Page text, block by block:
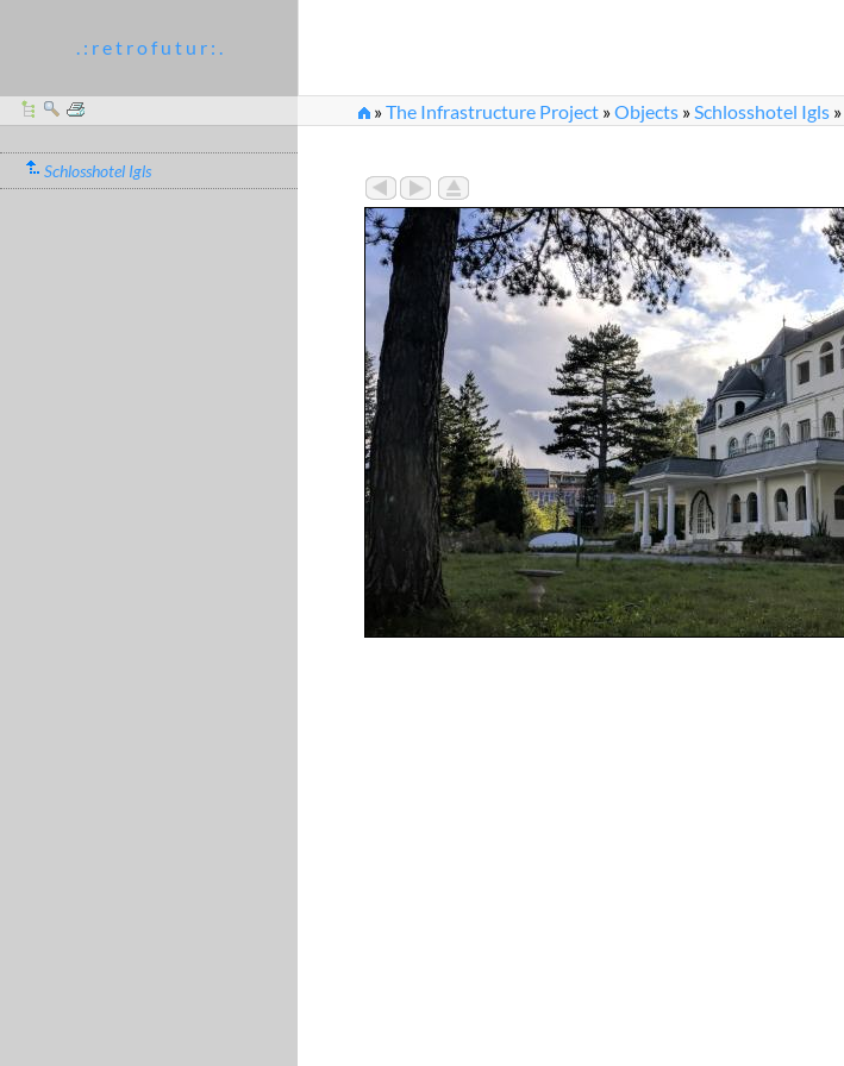
. : r e t r o f u t u r : .
»The Infrastructure Project »Objects »Schlosshotel Igls »
Schlosshotel Igls